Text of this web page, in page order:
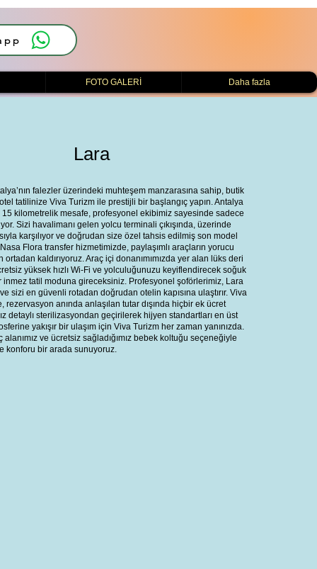
FOTO GALERİ Daha fazla
Lara
falezler üzerindeki muhteşem manzarasına sahip, butik
tatilinize Viva Turizm ile prestijli bir başlangıç yapın. Antalya
15 kilometrelik mesafe, profesyonel ekibimiz sayesinde sadece
Sizi havalimanı gelen yolcu terminali çıkışında, üzerinde
karşılıyor ve doğrudan size özel tahsis edilmiş son model
Flora transfer hizmetimizde, paylaşımlı araçların yorucu
kaldırıyoruz. Araç içi donanımımızda yer alan lüks deri
yüksek hızlı Wi-Fi ve yolculuğunuzu keyiflendirecek soğuk
inmez tatil moduna gireceksiniz. Profesyonel şoförlerimiz, Lara
sizi en güvenli rotadan doğrudan otelin kapısına ulaştırır. Viva
rezervasyon anında anlaşılan tutar dışında hiçbir ek ücret
detaylı sterilizasyondan geçirilerek hijyen standartları en üst
yakışır bir ulaşım için Viva Turizm her zaman yanınızda.
ve ücretsiz sağladığımız bebek koltuğu seçeneğiyle
konforu bir arada sunuyoruz.